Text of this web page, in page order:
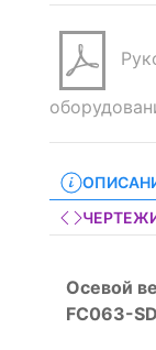
Осевой
FC063-